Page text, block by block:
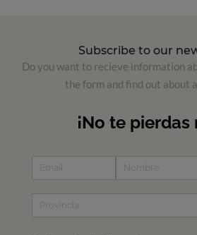
Subscribe to our
Do you want to recieve information
the form and find out about